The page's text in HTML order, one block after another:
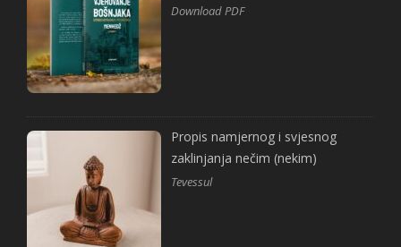
Download PDF
Propis namjernog i svjesnog
zaklinjanja nečim (nekim)
Tevessul